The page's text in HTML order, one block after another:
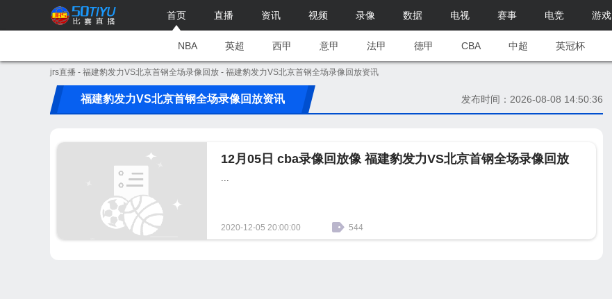
首页 直播 资讯 视频 录像 数据 电视 赛事 电竞 游戏
NBA 英超 西甲 意甲 法甲 德甲 CBA 中超 英冠杯
jrs直播 - 福建豹发力VS北京首钢全场录像回放 - 福建豹发力VS北京首钢全场录像回放资讯
福建豹发力VS北京首钢全场录像回放资讯 发布时间：2026-08-08 14:50:36
12月05日 cba录像回放像 福建豹发力VS北京首钢全场录像回放
...
2020-12-05 20:00:00 544